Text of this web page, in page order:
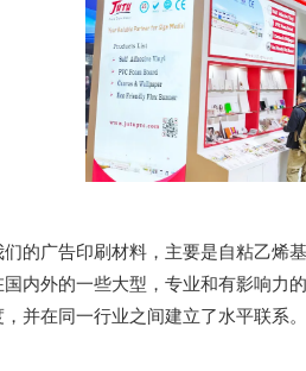
的广告印刷材料，主要是自粘乙烯
内外的一些大型，专业和有影响力
并在同一行业之间建立了水平联系。